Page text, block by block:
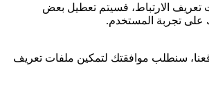
تعريف الارتباط، فسيتم تعطيل بعض
على تجربة المستخدم.
سنطلب موافقتك لتمكين ملفات تعريف